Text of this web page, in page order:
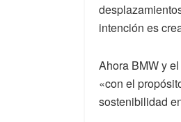
intención es
Ahora BMW y
«con el
sostenibilidad